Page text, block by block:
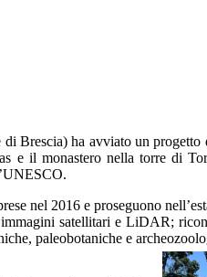
Brescia) ha avviato un progetto
e il monastero nella torre di
nel 2016 e proseguono
satellitari e LiDAR;
paleobotaniche e